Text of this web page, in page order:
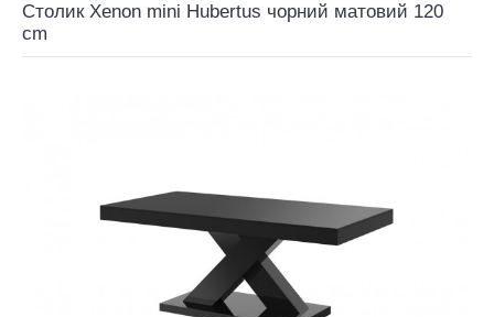
Столик Xenon mini Hubertus чорний матовий 120
cm